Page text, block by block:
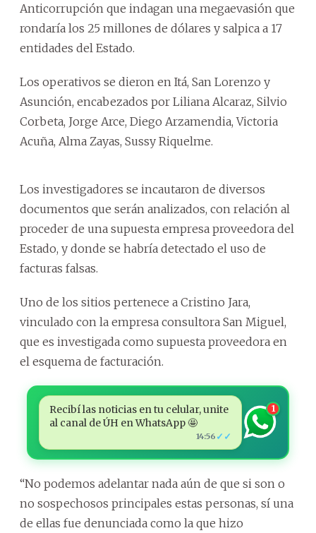
Anticorrupción que indagan una megaevasión que
rondaría los 25 millones de dólares y salpica a 17
entidades del Estado.
Los operativos se dieron en Itá, San Lorenzo y
Asunción, encabezados por Liliana Alcaraz, Silvio
Corbeta, Jorge Arce, Diego Arzamendia, Victoria
Acuña, Alma Zayas, Sussy Riquelme.
Los investigadores se incautaron de diversos
documentos que serán analizados, con relación al
proceder de una supuesta empresa proveedora del
Estado, y donde se habría detectado el uso de
facturas falsas.
Uno de los sitios pertenece a Cristino Jara,
vinculado con la empresa consultora San Miguel,
que es investigada como supuesta proveedora en
el esquema de facturación.
Recibí las noticias en tu celular, unite
al canal de ÚH en WhatsApp 🤩
14:56 ✓✓
1
“No podemos adelantar nada aún de que si son o
no sospechosos principales estas personas, sí una
de ellas fue denunciada como la que hizo